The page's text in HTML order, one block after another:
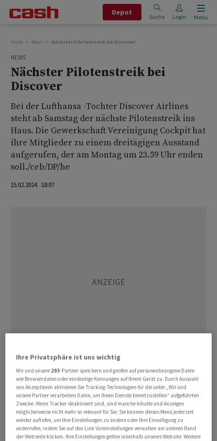
Depot
Suche Login Menu
Home News Nächster Pilotenstreik bei Discover
NEWS
Nächster Pilotenstreik bei
Discover
Bei der Lufthansa -Tochter Discover Airlines
steht ab Samstag der nächste Pilotenstreik ins
Haus. Die Gewerkschaft Vereinigung Cockpit hat
ihre Mitglieder zu einem dreitägigen Ausstand
aufgerufen, der am Montag um 23.59 Uhr enden
soll./ceb/DP/he
15.02.2024 18:07
(AWP)
Ihre Privatsphäre ist uns wichtig
Wir und unsere 293-Partner speichern und greifen auf personenbezogene Daten
wie Browserdaten oder eindeutige Kennungen auf Ihrem Gerät zu. Durch Auswahl
von Akzeptieren aktivieren Sie Tracking-Technologien für die unter „Wir und
unsere Partner verarbeiten Daten, um Ihnen Dienste bereitzustellen“ aufgeführten
Zwecke. Wenn Tracker deaktiviert sind, sind manche Inhalte und Anzeigen
möglicherweise nicht mehr so relevant für Sie. Sie können dieses Menü jederzeit
wieder aufrufen, um Ihre Einstellungen zu ändern oder Ihre Einwilligung zu
widerrufen, indem Sie auf den Link Voreinstellungen verwalten am unteren Rand
der Webseite klicken. Ihre Einstellungen gelten innerhalb unseres Website. Weitere